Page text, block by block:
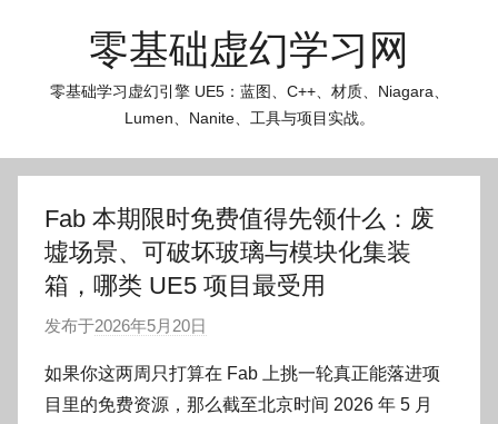
零基础虚幻学习网
零基础学习虚幻引擎 UE5：蓝图、C++、材质、Niagara、
Lumen、Nanite、工具与项目实战。
Fab 本期限时免费值得先领什么：废
墟场景、可破坏玻璃与模块化集装
箱，哪类 UE5 项目最受用
发布于2026年5月20日
:
O
如果你这两周只打算在 Fab 上挑一轮真正能落进项
目里的免费资源，那么截至北京时间 2026 年 5 月